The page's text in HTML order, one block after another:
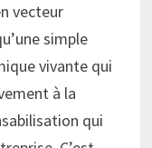
vecteur
simple
vivante qui
à la
qui